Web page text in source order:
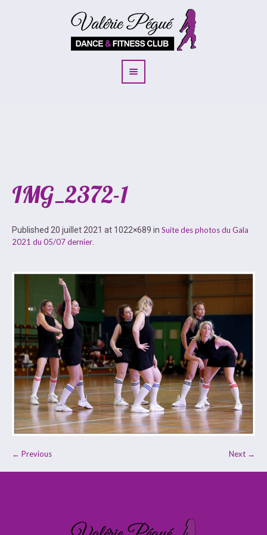
IMG_2372-1
Published 20 juillet 2021 at 1022×689 in Suite des photos du Gala
2021 du 05/07 dernier
← Previous Next →